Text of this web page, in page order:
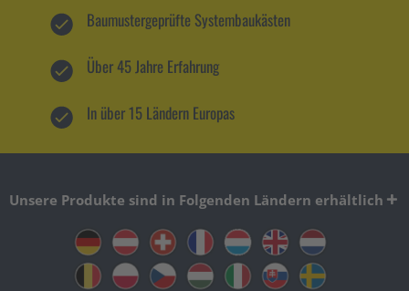
Baumustergeprüfte Systembaukästen
Über 45 Jahre Erfahrung
In über 15 Ländern Europas
Unsere Produkte sind in Folgenden Ländern erhältlich